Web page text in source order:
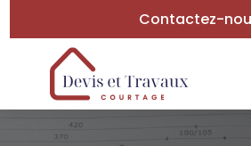
Contactez-